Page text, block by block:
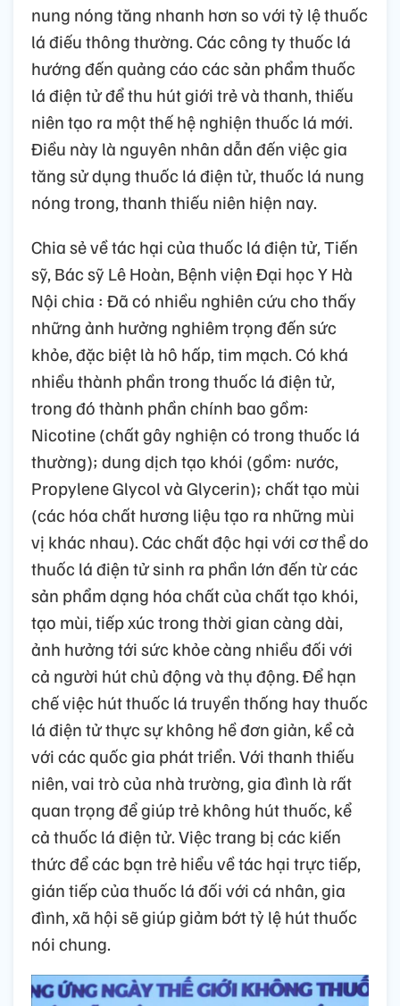
nung nóng tăng nhanh hơn so với tỷ lệ thuốc
lá điếu thông thường. Các công ty thuốc lá
hướng đến quảng cáo các sản phẩm thuốc
lá điện tử để thu hút giới trẻ và thanh, thiếu
niên tạo ra một thế hệ nghiện thuốc lá mới.
Điều này là nguyên nhân dẫn đến việc gia
tăng sử dụng thuốc lá điện tử, thuốc lá nung
nóng trong, thanh thiếu niên hiện nay.
Chia sẻ về tác hại của thuốc lá điện tử, Tiến
sỹ, Bác sỹ Lê Hoàn, Bệnh viện Đại học Y Hà
Nội chia : Đã có nhiều nghiên cứu cho thấy
những ảnh hưởng nghiêm trọng đến sức
khỏe, đặc biệt là hô hấp, tim mạch. Có khá
nhiều thành phần trong thuốc lá điện tử,
trong đó thành phần chính bao gồm:
Nicotine (chất gây nghiện có trong thuốc lá
thường); dung dịch tạo khói (gồm: nước,
Propylene Glycol và Glycerin); chất tạo mùi
(các hóa chất hương liệu tạo ra những mùi
vị khác nhau). Các chất độc hại với cơ thể do
thuốc lá điện tử sinh ra phần lớn đến từ các
sản phẩm dạng hóa chất của chất tạo khói,
tạo mùi, tiếp xúc trong thời gian càng dài,
ảnh hưởng tới sức khỏe càng nhiều đối với
cả người hút chủ động và thụ động. Để hạn
chế việc hút thuốc lá truyền thống hay thuốc
lá điện tử thực sự không hề đơn giản, kể cả
với các quốc gia phát triển. Với thanh thiếu
niên, vai trò của nhà trường, gia đình là rất
quan trọng để giúp trẻ không hút thuốc, kể
cả thuốc lá điện tử. Việc trang bị các kiến
thức để các bạn trẻ hiểu về tác hại trực tiếp,
gián tiếp của thuốc lá đối với cá nhân, gia
đình, xã hội sẽ giúp giảm bớt tỷ lệ hút thuốc
nói chung.